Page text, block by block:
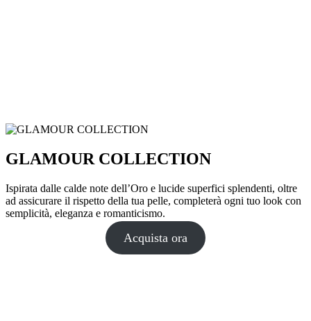
GLAMOUR COLLECTION
Ispirata dalle calde note dell’Oro e lucide superfici splendenti, oltre
ad assicurare il rispetto della tua pelle, completerà ogni tuo look con
semplicità, eleganza e romanticismo.
Acquista ora